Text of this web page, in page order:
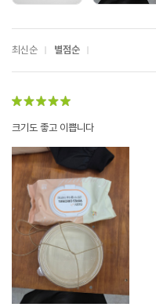
최신순 별점순
크기도 좋고 이쁩니다